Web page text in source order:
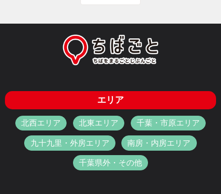
エリア
北西エリア 北東エリア 千葉・市原エリア
九十九里・外房エリア 南房・内房エリア
千葉県外・その他